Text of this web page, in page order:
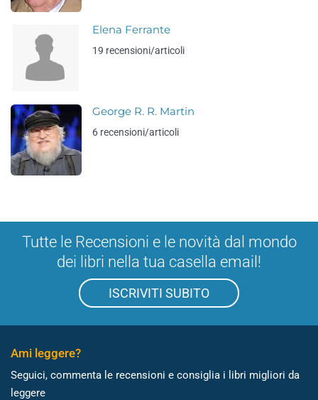
Elena Ferrante
19 recensioni/articoli
George R. R. Martin
6 recensioni/articoli
Tutte le Recensioni e le novità dal mondo
dei libri nella tua casella email!
ISCRIVITI SUBITO
Ami leggere?
Seguici, commenta le recensioni e consiglia i libri migliori da
leggere